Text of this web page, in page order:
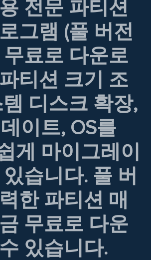
전문 파티션
그램 (풀 버전
무료로 다운로
티션 크기 조
디스크 확장,
이트, OS를
게 마이그레이
습니다. 풀 버
한 파티션 매
무료로 다운
있습니다.